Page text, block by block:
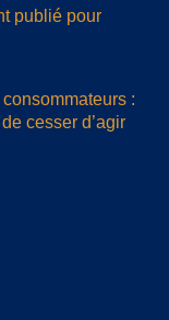
publié pour
:
cesser d’agir